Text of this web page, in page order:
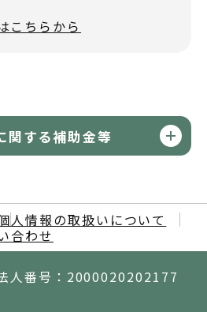
こちらから
関する補助金等
人情報の取扱いについて
合わせ
人番号：2000020202177